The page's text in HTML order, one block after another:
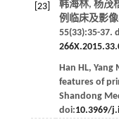
[23]
韩海林, 杨茂
例临床及影
55(33):35-37.
Han HL, Yang
features of
Shandong
doi:10.3969/